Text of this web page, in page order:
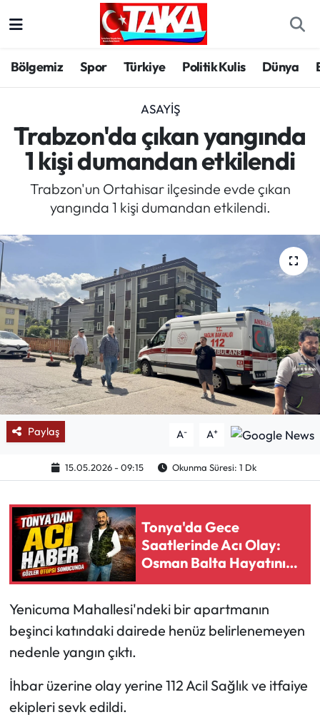
Bölgemiz Spor Türkiye Politik Kulis Dünya
ASAYIŞ
Trabzon'da çıkan yangında
1 kişi dumandan etkilendi
Trabzon'un Ortahisar ilçesinde evde çıkan
yangında 1 kişi dumandan etkilendi.
Paylaş A- A+
15.05.2026 - 09:15 Okunma Süresi: 1 Dk
Tonya'da Gece
Saatlerinde Acı Olay:
Osman Balta Hayatını
Kaybetti
Yenicuma Mahallesi'ndeki bir apartmanın
beşinci katındaki dairede henüz belirlenemeyen
nedenle yangın çıktı.
İhbar üzerine olay yerine 112 Acil Sağlık ve itfaiye
ekipleri sevk edildi.
Spor
Türkiye
Kültür/Sanat
Politika
Politik Kulis
Dünya
Magazin
Mektup Galeri
Röportaj
Manşet
BIK
ASTROLOJİ
Mektup Galeri
Sağlık
Trabzon Hava Durumu
Trabzon Trafik Yoğunluk Haritası
Süper Lig Puan Durumu ve Fikstür
Tüm Manşetler
Son Dakika Haberleri
Haber Arşivi